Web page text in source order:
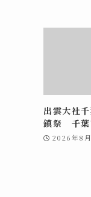
出雲大社
鎮祭 千葉
2026年8